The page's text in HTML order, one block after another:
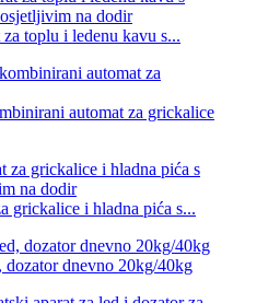
toplu i ledenu kavu s...
automat za grickalice
grickalice i hladna pića s...
dozator dnevno 20kg/40kg